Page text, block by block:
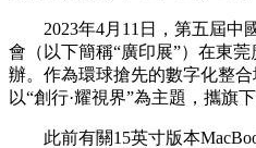
2023年4月11日 ，第五屆
會（以下簡稱“廣印展”）在東
辦。作為環球搶先的數字
以“創行·耀視界”為主題，攜旗
此前有關15英寸版本MacBook